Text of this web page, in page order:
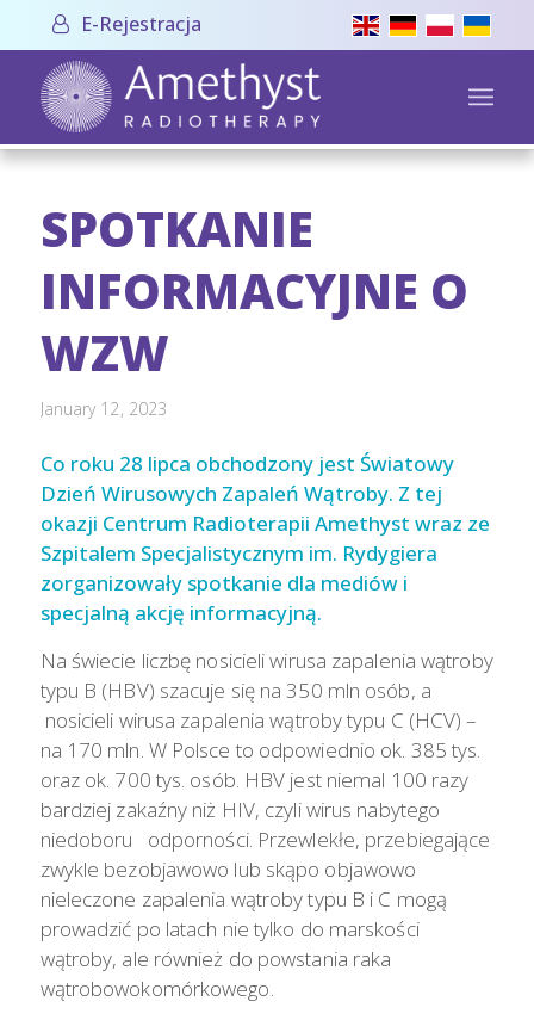
E-Rejestracja
SPOTKANIE
INFORMACYJNE O
WZW
January 12, 2023
Co roku 28 lipca obchodzony jest Światowy
Dzień Wirusowych Zapaleń Wątroby. Z tej
okazji Centrum Radioterapii Amethyst wraz ze
Szpitalem Specjalistycznym im. Rydygiera
zorganizowały spotkanie dla mediów i
specjalną akcję informacyjną.
Na świecie liczbę nosicieli wirusa zapalenia wątroby
typu B (HBV) szacuje się na 350 mln osób, a
nosicieli wirusa zapalenia wątroby typu C (HCV) –
na 170 mln. W Polsce to odpowiednio ok. 385 tys.
oraz ok. 700 tys. osób. HBV jest niemal 100 razy
bardziej zakaźny niż HIV, czyli wirus nabytego
niedoboru odporności. Przewlekłe, przebiegające
zwykle bezobjawowo lub skąpo objawowo
nieleczone zapalenia wątroby typu B i C mogą
prowadzić po latach nie tylko do marskości
wątroby, ale również do powstania raka
wątrobowokomórkowego.